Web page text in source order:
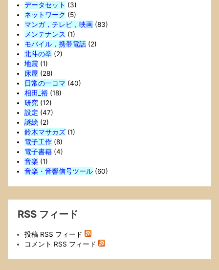
データセット (3)
ネットワーク (5)
マンガ，テレビ，映画(83)
メンテナンス (1)
モバイル，携帯電話(2)
北斗の拳 (2)
地震(1)
床屋 (28)
日常の一コマ (40)
相田_裕(18)
研究(12)
設定 (47)
謎絵(2)
鈴木マサカズ(1)
電子工作(8)
電子書籍(4)
音楽 (1)
音楽・音響信号ツール(60)
RSS フィード
投稿 RSS フィード
コメント RSS フィード